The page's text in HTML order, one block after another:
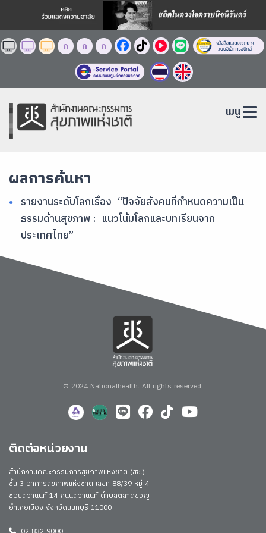
ก ก ก
เมนู
ผลการค้นหา
รายงานระดับโลกเรื่อง “ปัจจัยสังคมที่กำหนดความเป็น
ธรรมด้านสุขภาพ : แนวโน้มโลกและบทเรียนจาก
ประเทศไทย”
© 2024 Nationalhealth. All rights reserved.
ติดต่อหน่วยงาน
สำนักงานคณะกรรมการสุขภาพแห่งชาติ (สช.)
ชั้น 3 อาคารสุขภาพแห่งชาติ เลขที่ 88/39 หมู่ 4
ซอยติวานนท์ 14 ถนนติวานนท์ ตำบลตลาดขวัญ
อำเภอเมือง จังหวัดนนทบุรี 11000